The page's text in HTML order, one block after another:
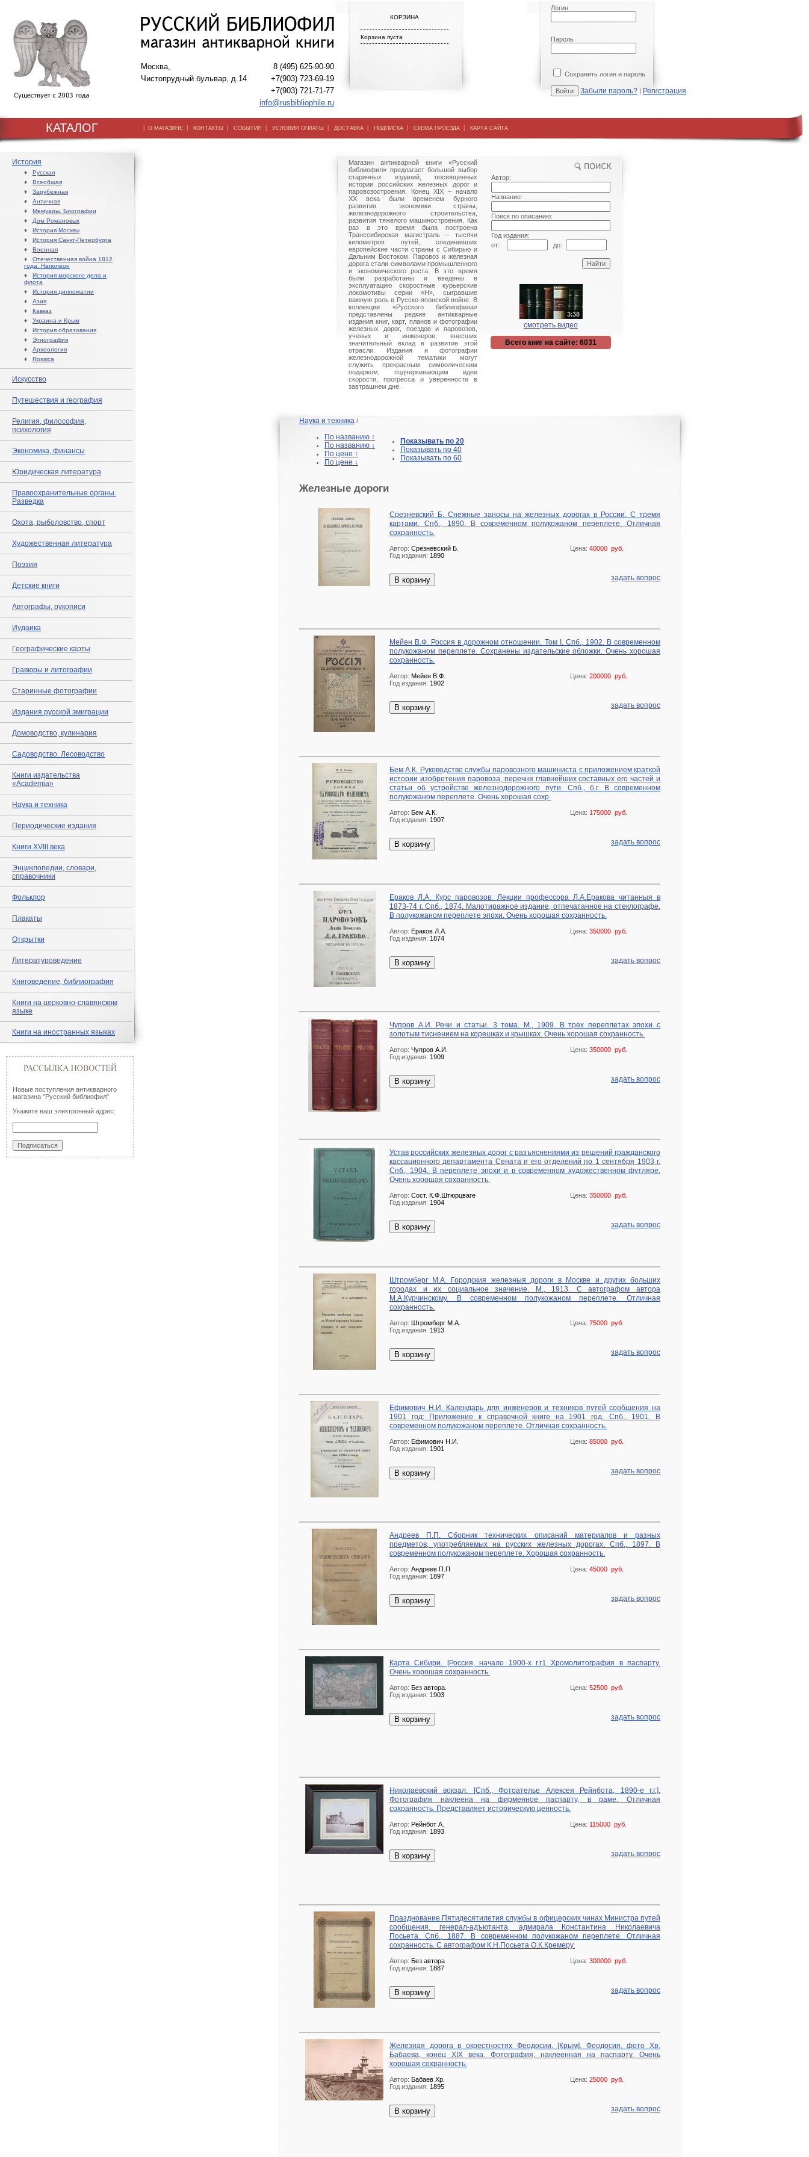
Москва,
Чистопрудный бульвар, д.14
8 (495) 625-90-90
+7(903) 723-69-19
+7(903) 721-71-77
info@rusbibliophile.ru
КОРЗИНА
Корзина пуста
Логин
Пароль
Сохранить логин и пароль
Забыли пароль? | Регистрация
КАТАЛОГ | О МАГАЗИНЕ | КОНТАКТЫ | СОБЫТИЯ | УСЛОВИЯ ОПЛАТЫ | ДОСТАВКА | ПОДПИСКА | СХЕМА ПРОЕЗДА | КАРТА САЙТА
История
♦ Русская
♦ Всеобщая
♦ Зарубежная
♦ Античная
♦ Мемуары. Биографии
♦ Дом Романовых
♦ История Москвы
♦ История Санкт-Петербурга
♦ Военная
♦ Отечественная война 1812
года. Наполеон
♦ История морского дела и
флота
♦ История дипломатии
♦ Азия
♦ Кавказ
♦ Украина и Крым
♦ История образования
♦ Этнография
♦ Археология
♦ Rossica
Искусство
Путешествия и география
Религия, философия,
психология
Экономика, финансы
Юридическая литература
Правоохранительные органы.
Разведка
Охота, рыболовство, спорт
Художественная литература
Поэзия
Детские книги
Автографы, рукописи
Иудаика
Географические карты
Гравюры и литографии
Старинные фотографии
Издания русской эмиграции
Домоводство, кулинария
Садоводство. Лесоводство
Книги издательства
«Academia»
Наука и техника
Периодические издания
Книги XVIII века
Энциклопедии, словари,
справочники
Фольклор
Плакаты
Открытки
Литературоведение
Книговедение, библиография
Книги на церковно-славянском
языке
Книги на иностранных языках
Новые поступления антикварного
магазина "Русский библиофил"
Укажите ваш электронный адрес:
Магазин антикварной книги «Русский
библиофил» предлагает большой выбор
старинных изданий, посвященных
истории российских железных дорог и
паровозостроения. Конец XIX – начало
XX века были временем бурного
развития экономики страны,
железнодорожного строительства,
развития тяжелого машиностроения. Как
раз в это время была построена
Транссибирская магистраль – тысячи
километров путей, соединивших
европейские части страны с Сибирью и
Дальним Востоком. Паровоз и железная
дорога стали символами промышленного
и экономического роста. В это время
были разработаны и введены в
эксплуатацию скоростные курьерские
локомотивы серии «Н», сыгравшие
важную роль в Русско-японской войне. В
коллекции «Русского библиофила»
представлены редкие антикварные
издания книг, карт, планов и фотографии
железных дорог, поездов и паровозов,
ученых и инженеров, внесших
значительный вклад в развитие этой
отрасли. Издания и фотографии
железнодорожной тематики могут
служить прекрасным символическим
подарком, подчеркивающим идеи
скорости, прогресса и уверенности в
завтрашнем дне.
Автор:
Название:
Поиск по описанию:
Год издания:
от:
до:
смотреть видео
Всего книг на сайте: 6031
Наука и техника /
По названию ↑
По названию ↓
По цене ↑
По цене ↓
Показывать по 20
Показывать по 40
Показывать по 60
Железные дороги
Срезневский Б. Снежные заносы на железных дорогах в России. С тремя
картами. Спб., 1890. В современном полукожаном переплете. Отличная
сохранность.
Цена: 40000 руб.
Автор: Срезневский Б.
Год издания: 1890
В корзину задать вопрос
Мейен В.Ф. Россия в дорожном отношении. Том I. Спб., 1902. В современном
полукожаном переплете. Сохранены издательские обложки. Очень хорошая
сохранность.
Цена: 200000 руб.
Автор: Мейен В.Ф.
Год издания: 1902
В корзину задать вопрос
Бем А.К. Руководство службы паровозного машиниста с приложением краткой
истории изобретения паровоза, перечня главнейших составных его частей и
статьи об устройстве железнодорожного пути. Спб., б.г. В современном
полукожаном переплете. Очень хорошая сохр.
Цена: 175000 руб.
Автор: Бем А.К.
Год издания: 1907
В корзину задать вопрос
Ераков Л.А. Курс паровозов: Лекции профессора Л.А.Еракова читанныя в
1873-74 г. Спб., 1874. Малотиражное издание, отпечатанное на стеклографе.
В полукожаном переплете эпохи. Очень хорошая сохранность.
Цена: 350000 руб.
Автор: Ераков Л.А.
Год издания: 1874
В корзину задать вопрос
Чупров А.И. Речи и статьи. 3 тома. М., 1909. В трех переплетах эпохи с
золотым тиснением на корешках и крышках. Очень хорошая сохранность.
Цена: 350000 руб.
Автор: Чупров А.И.
Год издания: 1909
В корзину задать вопрос
Устав российских железных дорог с разъяснениями из решений гражданского
кассационного департамента Сената и его отделений по 1 сентября 1903 г.
Спб., 1904. В переплете эпохи и в современном художественном футляре.
Очень хорошая сохранность.
Цена: 350000 руб.
Автор: Сост. К.Ф.Штюрцваге
Год издания: 1904
В корзину задать вопрос
Штромберг М.А. Городския железныя дороги в Москве и других больших
городах и их социальное значение. М., 1913. С автографом автора
М.А.Курчинскому. В современном полукожаном переплете. Отличная
сохранность.
Цена: 75000 руб.
Автор: Штромберг М.А.
Год издания: 1913
В корзину задать вопрос
Ефимович Н.И. Календарь для инженеров и техников путей сообщения на
1901 год: Приложение к справочной книге на 1901 год. Спб., 1901. В
современном полукожаном переплете. Отличная сохранность.
Цена: 85000 руб.
Автор: Ефимович Н.И.
Год издания: 1901
В корзину задать вопрос
Андреев П.П. Сборник технических описаний материалов и разных
предметов, употребляемых на русских железных дорогах. Спб., 1897. В
современном полукожаном переплете. Хорошая сохранность.
Цена: 45000 руб.
Автор: Андреев П.П.
Год издания: 1897
В корзину задать вопрос
Карта Сибири. [Россия, начало 1900-х г.г.]. Хромолитография в паспарту.
Очень хорошая сохранность.
Цена: 52500 руб.
Автор: Без автора.
Год издания: 1903
В корзину задать вопрос
Николаевский вокзал. [Спб., Фотоателье Алексея Рейнбота, 1890-е г.г.].
Фотография наклеена на фирменное паспарту, в раме. Отличная
сохранность. Представляет историческую ценность.
Цена: 115000 руб.
Автор: Рейнбот А.
Год издания: 1893
В корзину задать вопрос
Празднование Пятидесятилетия службы в офицерских чинах Министра путей
сообщения, генерал-адъютанта, адмирала Константина Николаевича
Посьета. Спб., 1887. В современном полукожаном переплете. Отличная
сохранность. С автографом К.Н.Посьета О.К.Кремеру.
Цена: 300000 руб.
Автор: Без автора
Год издания: 1887
В корзину задать вопрос
Железная дорога в окрестностях Феодосии. [Крым]. Феодосия, фото Хр.
Бабаева, конец XIX века. Фотография, наклеенная на паспарту. Очень
хорошая сохранность.
Цена: 25000 руб.
Автор: Бабаев Хр.
Год издания: 1895
В корзину задать вопрос